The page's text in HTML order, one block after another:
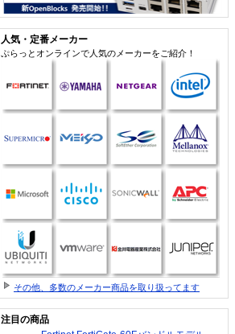
人気・定番メーカー
ぷらっとオンラインで人気のメーカーをご紹介！
その他、多数のメーカー商品を取り扱ってます
注目の商品